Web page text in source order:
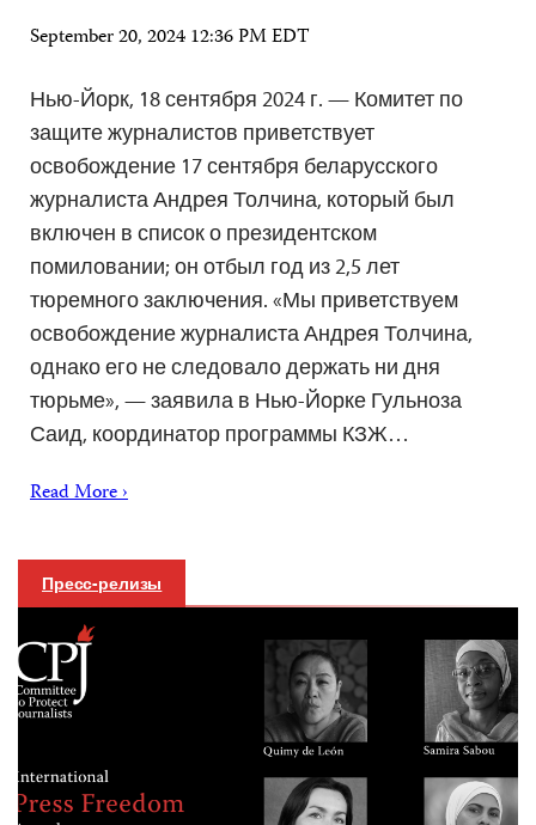
September 20, 2024 12:36 PM EDT
Нью-Йорк, 18 сентября 2024 г. — Комитет по
защите журналистов приветствует
освобождение 17 сентября беларусского
журналиста Андрея Толчина, который был
включен в список о президентском
помиловании; он отбыл год из 2,5 лет
тюремного заключения. «Мы приветствуем
освобождение журналиста Андрея Толчина,
однако его не следовало держать ни дня
тюрьме», — заявила в Нью-Йорке Гульноза
Саид, координатор программы КЗЖ…
Read More ›
Пресс-релизы